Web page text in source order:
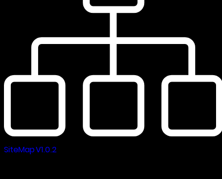
SiteMap V1.0.2